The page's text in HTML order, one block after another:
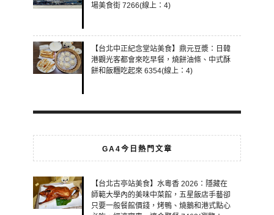
場美食街 7266(線上：4)
【台北中正紀念堂站美食】鼎元豆漿：日韓
港觀光客都會來吃早餐，燒餅油條、中式酥
餅和飯糰吃起來 6354(線上：4)
GA4今日熱門文章
【台北古亭站美食】水粵香 2026：隱藏在
師範大學內的美味中菜館，五星飯店手藝卻
只要一般餐館價錢，烤鴨、燒鵝和港式點心